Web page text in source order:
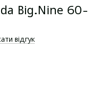
Big.Nine 60-
відгук